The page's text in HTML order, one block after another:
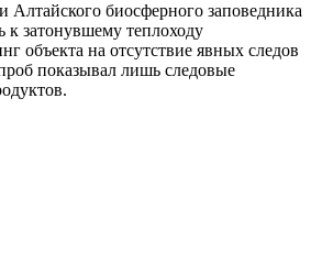
Алтайского биосферного заповедника
к затонувшему теплоходу
объекта на отсутствие явных следов
показывал лишь следовые